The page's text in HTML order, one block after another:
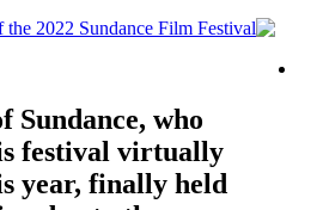
Sundance, who
festival virtually
year, finally held